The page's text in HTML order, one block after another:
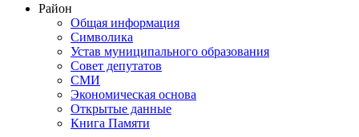
Район
Общая информация
Символика
Устав муниципального образования
Совет депутатов
СМИ
Экономическая основа
Открытые данные
Книга Памяти